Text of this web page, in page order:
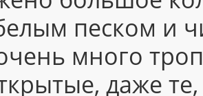
песком и
много
даже